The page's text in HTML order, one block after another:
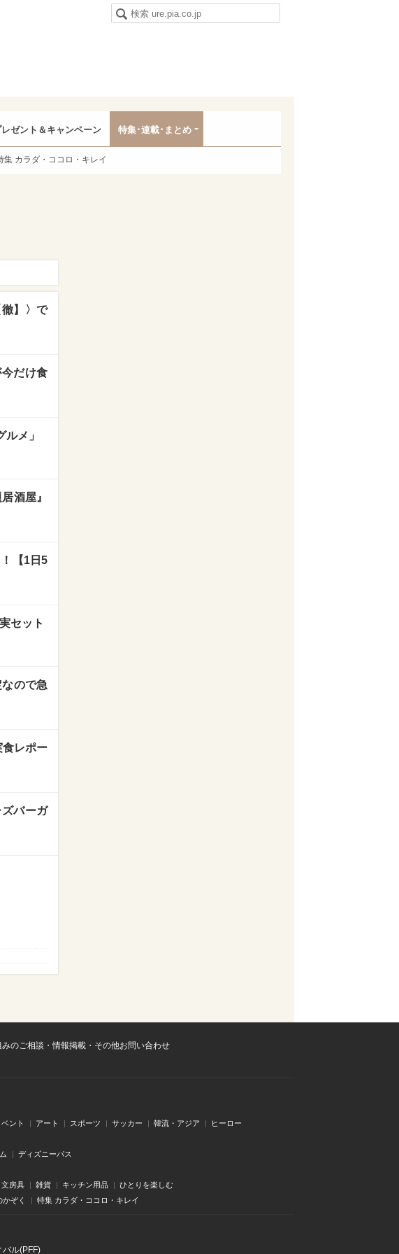
レゼント＆キャンペーン 特集･連載･まとめ
集 カラダ・ココロ・キレイ
】〉で
だけ食
メ」
酒屋』
【1日5
セット
ので急
レポー
バーガ
のご相談・情報掲載・その他お問い合わせ
ベント アート スポーツ サッカー 韓流・アジア ヒーロー
ディズニーパス
文房具 雑貨 キッチン用品 ひとりを楽しむ
ぞく 特集 カラダ・ココロ・キレイ
バル(PFF)